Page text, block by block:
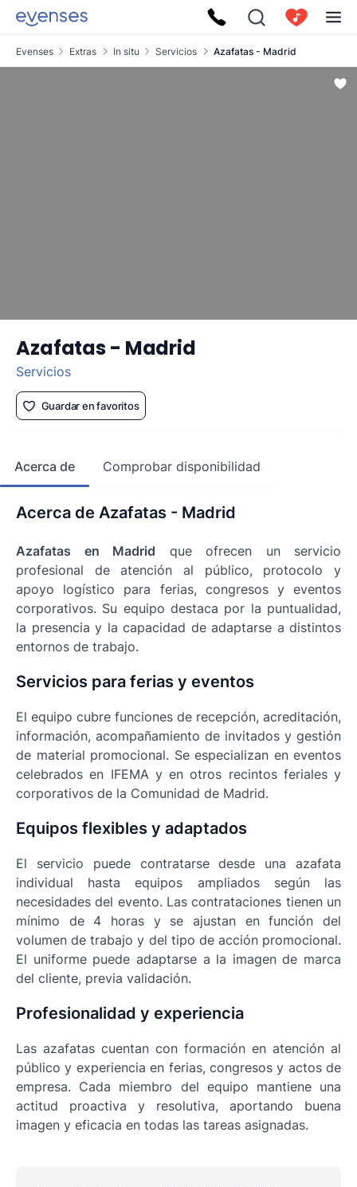
Evenses Extras In situ Servicios Azafatas - Madrid
Azafatas - Madrid
Servicios
Guardar en favoritos
Acerca de Comprobar disponibilidad
Acerca de Azafatas - Madrid
Azafatas en Madrid que ofrecen un servicio
profesional de atención al público, protocolo y
apoyo logístico para ferias, congresos y eventos
corporativos. Su equipo destaca por la puntualidad,
la presencia y la capacidad de adaptarse a distintos
entornos de trabajo.
Servicios para ferias y eventos
El equipo cubre funciones de recepción, acreditación,
información, acompañamiento de invitados y gestión
de material promocional. Se especializan en eventos
celebrados en IFEMA y en otros recintos feriales y
corporativos de la Comunidad de Madrid.
Equipos flexibles y adaptados
El servicio puede contratarse desde una azafata
individual hasta equipos ampliados según las
necesidades del evento. Las contrataciones tienen un
mínimo de 4 horas y se ajustan en función del
volumen de trabajo y del tipo de acción promocional.
El uniforme puede adaptarse a la imagen de marca
del cliente, previa validación.
Profesionalidad y experiencia
Las azafatas cuentan con formación en atención al
público y experiencia en ferias, congresos y actos de
empresa. Cada miembro del equipo mantiene una
actitud proactiva y resolutiva, aportando buena
imagen y eficacia en todas las tareas asignadas.